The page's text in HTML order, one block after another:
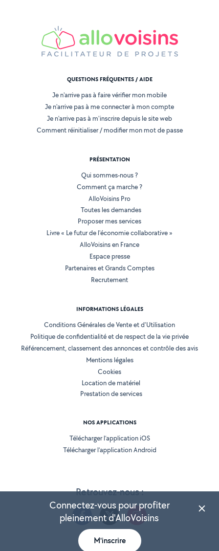
Retrouvez-nous :
QUESTIONS FRÉQUENTES / AIDE
Je n'arrive pas à faire vérifier mon mobile
Je n'arrive pas à me connecter à mon compte
Je n'arrive pas à m'inscrire depuis le site web
Comment réinitialiser / modifier mon mot de passe
PRÉSENTATION
Qui sommes-nous ?
Comment ça marche ?
AlloVoisins Pro
Toutes les demandes
Proposer mes services
Livre « Le futur de l'économie collaborative »
AlloVoisins en France
Espace presse
Partenaires et Grands Comptes
Recrutement
INFORMATIONS LÉGALES
Conditions Générales de Vente et d'Utilisation
Politique de confidentialité et de respect de la vie privée
Référencement, classement des annonces et contrôle des avis
Mentions légales
Cookies
Location de matériel
Prestation de services
NOS APPLICATIONS
Télécharger l’application iOS
Télécharger l’application Android
Connectez-vous pour profiter
pleinement d'AlloVoisins
M'inscrire